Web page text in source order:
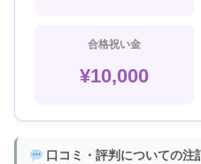
合格祝い金
¥10,000
口コミ・評判についての注